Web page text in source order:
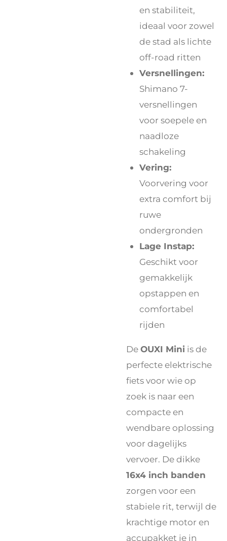
en stabiliteit,
ideaal voor zowel
de stad als lichte
off-road ritten
Versnellingen:
Shimano 7-
versnellingen
voor soepele en
naadloze
schakeling
Vering:
Voorvering voor
extra comfort bij
ruwe
ondergronden
Lage Instap:
Geschikt voor
gemakkelijk
opstappen en
comfortabel
rijden
DeOUXI Mini is de
perfecte elektrische
fiets voor wie op
zoek is naar een
compacte en
wendbare oplossing
voor dagelijks
vervoer. De dikke
16x4 inch banden
zorgen voor een
stabiele rit, terwijl de
krachtige motor en
accupakket je in